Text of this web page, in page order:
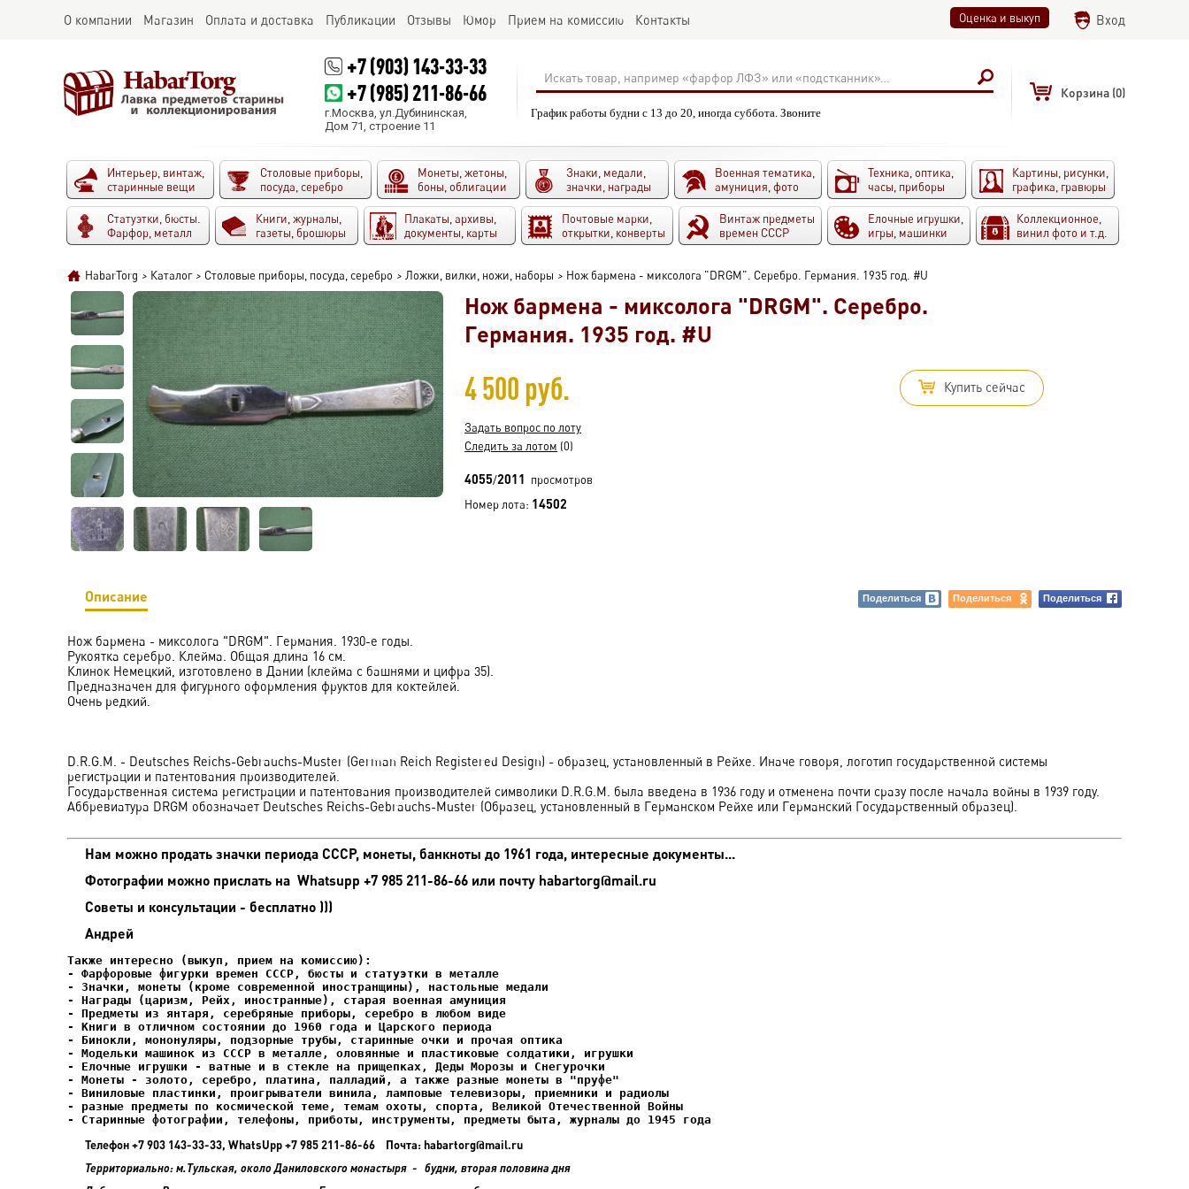
О компании Магазин Оплата и доставка Публикации Отзывы Юмор Прием на комиссию Контакты Оценка и выкуп Вход
+7 (903) 143-33-33
+7 (985) 211-86-66
г.Москва, ул.Дубининская,
Дом 71, строение 11
График работы будни с 13 до 20, иногда суббота. Звоните
Корзина (0)
Интерьер, винтаж,
старинные вещи
Столовые приборы,
посуда, серебро
Монеты, жетоны,
боны, облигации
Знаки, медали,
значки, награды
Военная тематика,
амуниция, фото
Техника, оптика,
часы, приборы
Картины, рисунки,
графика, гравюры
Статуэтки, бюсты.
Фарфор, металл
Книги, журналы,
газеты, брошюры
Плакаты, архивы,
документы, карты
Почтовые марки,
открытки, конверты
Винтаж предметы
времен СССР
Елочные игрушки,
игры, машинки
Коллекционное,
винил фото и т.д.
HabarTorg > Каталог > Столовые приборы, посуда, серебро > Ложки, вилки, ножи, наборы > Нож бармена - миксолога "DRGM". Серебро. Германия. 1935 год. #U
Нож бармена - миксолога "DRGM". Серебро.
Германия. 1935 год. #U
4 500 руб. Купить сейчас
Задать вопрос по лоту
Следить за лотом (0)
4055/2011 просмотров
Номер лота: 14502
Описание Поделиться Поделиться Поделиться
Нож бармена - миксолога "DRGM". Германия. 1930-е годы.
Рукоятка серебро. Клейма. Общая длина 16 см.
Клинок Немецкий, изготовлено в Дании (клейма с башнями и цифра 35).
Предназначен для фигурного оформления фруктов для коктейлей.
Очень редкий.
D.R.G.M. - Deutsches Reichs-Gebrauchs-Muster (German Reich Registered Design) - образец, установленный в Рейхе. Иначе говоря, логотип государственной системы
регистрации и патентования производителей.
Государственная система регистрации и патентования производителей символики D.R.G.M. была введена в 1936 году и отменена почти сразу после начала войны в 1939 году.
Аббревиатура DRGM обозначает Deutsches Reichs-Gebrauchs-Muster (Образец, установленный в Германском Рейхе или Германский Государственный образец).
Нам можно продать значки периода СССР, монеты, банкноты до 1961 года, интересные документы...
Фотографии можно прислать на Whatsupp +7 985 211-86-66 или почту habartorg@mail.ru
Советы и консультации - бесплатно )))
Андрей
- Старинные фотографии, телефоны, приботы, инструменты, предметы быта, журналы до 1945 года
Телефон +7 903 143-33-33, WhatsUpp +7 985 211-86-66 Почта: habartorg@mail.ru
Территориально: м.Тульская, около Даниловского монастыря - будни, вторая половина дня